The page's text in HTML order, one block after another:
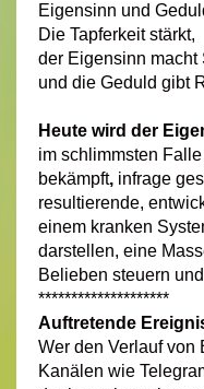
Eigensinn und
Die Tapferkeit stärkt,
der Eigensinn macht
und die Geduld gibt
Heute wird der
im schlimmsten
bekämpft, infrage
resultierende,
einem kranken
darstellen, eine
Belieben steuern
********************
Auftretende
Wer den Verlauf von
Kanälen wie